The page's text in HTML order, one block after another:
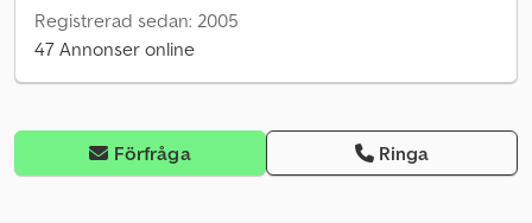
Registrerad sedan: 2005
47 Annonser online
Förfråga Ringa